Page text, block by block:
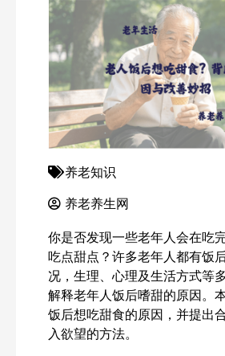
养老知识
养老养生网
你是否发现一些老年人会在吃
吃点甜点？许多老年人都有饭
况，生理、心理及生活方式等
解释老年人饭后嗜甜的原因。
饭后想吃甜食的原因，并提出
入欲望的方法。